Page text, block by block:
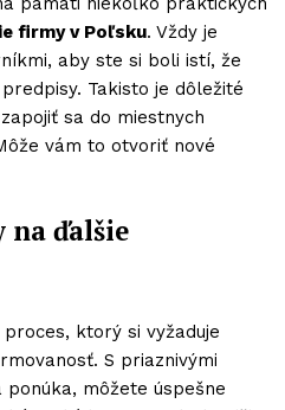
firmy v Poľsku. Vždy je
aby ste si boli istí, že
Takisto je dôležité
sa do miestnych
vám to otvoriť nové
na ďalšie
ktorý si vyžaduje
S priaznivými
môžete úspešne